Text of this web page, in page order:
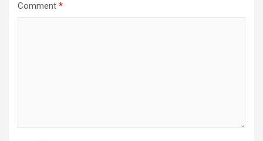
Comment *